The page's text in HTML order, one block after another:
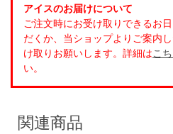
関連商品
アイスのお届けについて
ご注文時にお受け取りできるお
だくか、当ショップよりご案内
け取りお願いします。詳細はこ
い。